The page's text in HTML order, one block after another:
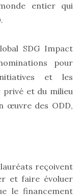
entier qui
SDG Impact
pour
et les
privé et du milieu
œuvre des ODD,
reçoivent
et faire évoluer
le financement